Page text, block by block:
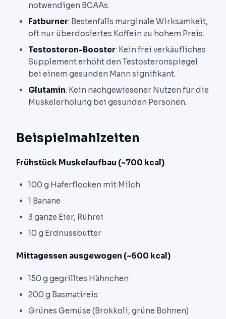
notwendigen BCAAs.
Fatburner: Bestenfalls marginale Wirksamkeit,
oft nur überdosiertes Koffein zu hohem Preis.
Testosteron-Booster: Kein frei verkäufliches
Supplement erhöht den Testosteronspiegel
bei einem gesunden Mann signifikant.
Glutamin: Kein nachgewiesener Nutzen für die
Muskelerholung bei gesunden Personen.
Beispielmahlzeiten
Frühstück Muskelaufbau (~700 kcal)
100 g Haferflocken mit Milch
1 Banane
3 ganze Eier, Rührei
10 g Erdnussbutter
Mittagessen ausgewogen (~600 kcal)
150 g gegrilltes Hähnchen
200 g Basmatireis
Grünes Gemüse (Brokkoli, grüne Bohnen)